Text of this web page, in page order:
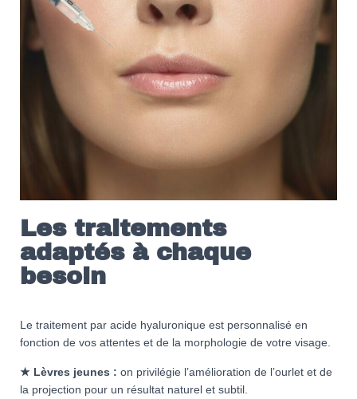
Les traitements
adaptés à chaque
besoin
Le traitement par acide hyaluronique est personnalisé en
fonction de vos attentes et de la morphologie de votre visage.
★ Lèvres jeunes : on privilégie l’amélioration de l’ourlet et de
la projection pour un résultat naturel et subtil.